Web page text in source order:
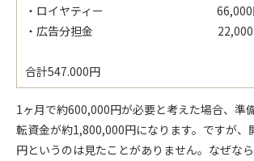
・ロイヤティー 66,000
・広告分担金 22,000
合計547.000円
1ヶ月で約600,000円が必要と考えた場合、準
転資金が約1,800,000円になります。ですが、
円というのは見たことがありません。なぜな